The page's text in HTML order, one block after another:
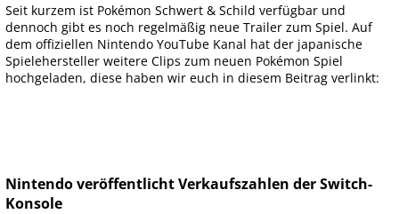
Seit kurzem ist Pokémon Schwert & Schild verfügbar und
dennoch gibt es noch regelmäßig neue Trailer zum Spiel. Auf
dem offiziellen Nintendo YouTube Kanal hat der japanische
Spielehersteller weitere Clips zum neuen Pokémon Spiel
hochgeladen, diese haben wir euch in diesem Beitrag verlinkt:
Nintendo veröffentlicht Verkaufszahlen der Switch-
Konsole